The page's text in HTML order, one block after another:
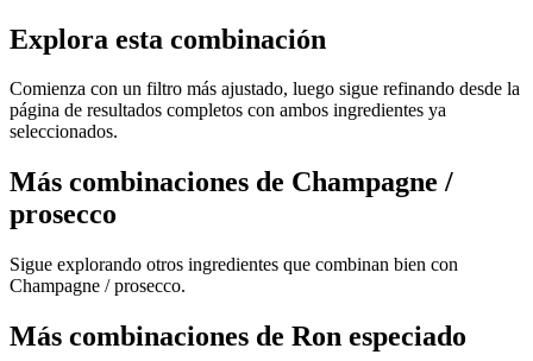
Explora esta combinación
Comienza con un filtro más ajustado, luego sigue refinando desde la
página de resultados completos con ambos ingredientes ya
seleccionados.
Más combinaciones de Champagne /
prosecco
Sigue explorando otros ingredientes que combinan bien con
Champagne / prosecco.
Más combinaciones de Ron especiado